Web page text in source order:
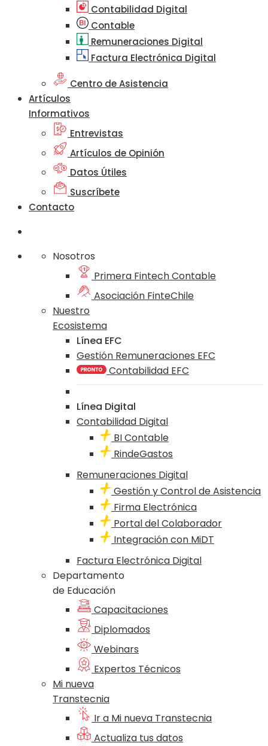
Contabilidad Digital
Contable
Remuneraciones Digital
Factura Electrónica Digital
Centro de Asistencia
Artículos
Informativos
Entrevistas
Artículos de Opinión
Datos Útiles
Suscríbete
Contacto
Nosotros
Primera Fintech Contable
Asociación FinteChile
Nuestro
Ecosistema
Línea EFC
Gestión Remuneraciones EFC
Contabilidad EFC
Línea Digital
Contabilidad Digital
BI Contable
RindeGastos
Remuneraciones Digital
Gestión y Control de Asistencia
Firma Electrónica
Portal del Colaborador
Integración con MiDT
Factura Electrónica Digital
Departamento
de Educación
Capacitaciones
Diplomados
Webinars
Expertos Técnicos
Mi nueva
Transtecnia
Ir a Mi nueva Transtecnia
Actualiza tus datos